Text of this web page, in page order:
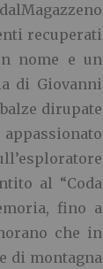
recuperati
nome e un
di Giovanni
dirupate
al “Coda
fino a
che in
di montagna